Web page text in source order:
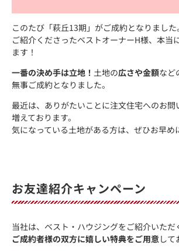
このたび「萩丘13期」がご成約となりました。
ご紹介くださったベストオーナーH様、本当
ます！
一番の決め手は立地！ 土地の広さや金額など
無事ご成約となりました。
最近は、ありがたいことに注文住宅へのお問
増えております。
気になっている土地がある方は、ぜひお早
お友達紹介キャンペーン
当社は、ベスト・ハウジングをご紹介いただ
ご成約者様の双方に嬉しい特典をご用意 し